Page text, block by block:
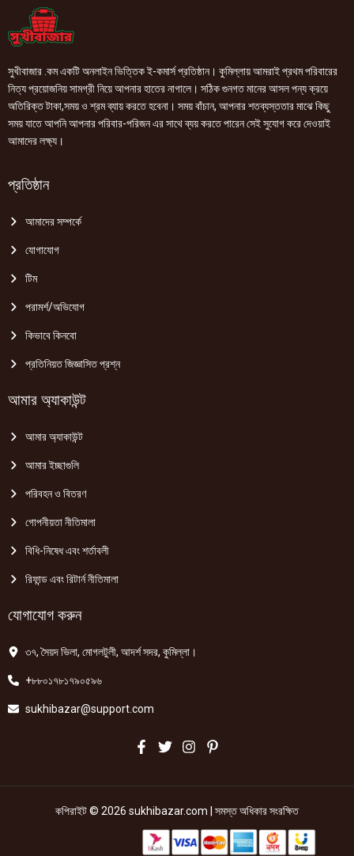
সুখীবাজার .কম একটি অনলাইন ভিত্তিক ই-কমার্স প্রতিষ্ঠান। কুমিল্লায় আমরাই প্রথম পরিবারের
নিত্য প্রয়োজনিয় সামগ্রী নিয়ে আপনার হাতের নাগালে। সঠিক গুনগত মানের আসল পন্য ক্রয়ে
অতিরিক্ত টাকা,সময় ও শ্রম ব্যায় করতে হবেনা। সময় বাঁচান, আপনার শতব্যস্ততার মাঝে কিছু
সময় যাতে আপনি আপনার পরিবার-পরিজন এর সাথে ব্যয় করতে পারেন সেই সুযোগ করে দেওয়াই
আমাদের লক্ষ্য।
প্রতিষ্ঠান
আমাদের সম্পর্কে
যোগাযোগ
টিম
পরামর্শ/অভিযোগ
কিভাবে কিনবো
প্রতিনিয়ত জিজ্ঞাসিত প্রশ্ন
আমার অ্যাকাউন্ট
আমার অ্যাকাউন্ট
আমার ইচ্ছাগুলি
পরিবহন ও বিতরণ
গোপনীয়তা নীতিমালা
বিধি-নিষেধ এবং শর্তাবলী
রিফান্ড এবং রিটার্ন নীতিমালা
যোগাযোগ করুন
৩৭, সৈয়দ ভিলা, মোগলটুলী, আদর্শ সদর, কুমিল্লা।
+৮৮০১৭৮১৭৯০৫৯৬
sukhibazar@support.com
কপিরাইট © 2026 sukhibazar.com | সমস্ত অধিকার সংরক্ষিত